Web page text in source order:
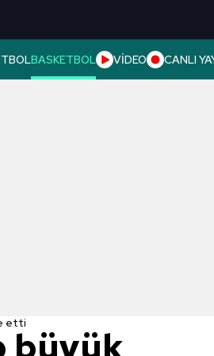
BASKETBOL VİDEO CANLI
etti
büyük